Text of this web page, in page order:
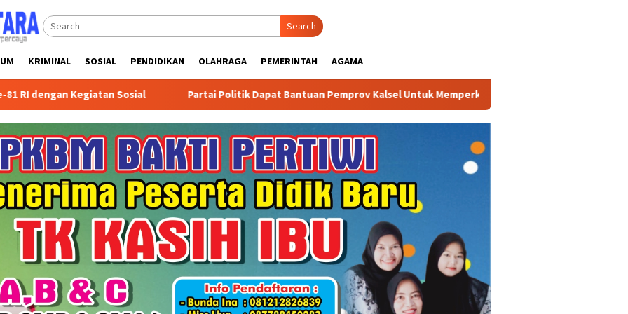
Search
KRIMINAL SOSIAL PENDIDIKAN OLAHRAGA PEMERINTAH AGAMA
Sosial Partai Politik Dapat Bantuan Pemprov Kalsel Untuk Memperkuat Kelembagaan dan Peningkatan Demokrasi